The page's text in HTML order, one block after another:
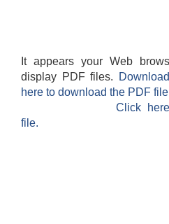
It appears your Web
display PDF files.
here to download the PDF
Click
file.